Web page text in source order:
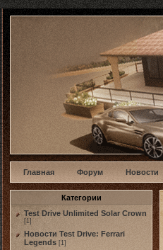
w
Главная Форум Новости
Категории
Test Drive Unlimited Solar Crown
[1]
Новости Test Drive: Ferrari
Legends [1]